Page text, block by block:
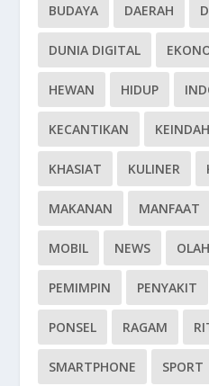
BUDAYA DAERAH
DUNIA DIGITAL
HEWAN HIDUP
KECANTIKAN
KHASIAT KULINER
MAKANAN MANFAAT
MOBIL NEWS
PEMIMPIN PENYAKIT
PONSEL RAGAM
SMARTPHONE SPORT